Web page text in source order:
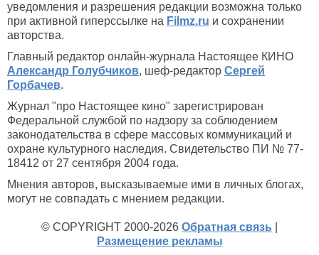
уведомления и разрешения редакции возможна только
при активной гиперссылке на Filmz.ru и сохранении
авторства.
Главный редактор онлайн-журнала Настоящее КИНО
Александр Голубчиков, шеф-редактор Сергей
Горбачев.
Журнал "про Настоящее кино" зарегистрирован
Федеральной службой по надзору за соблюдением
законодательства в сфере массовых коммуникаций и
охране культурного наследия. Свидетельство ПИ № 77-
18412 от 27 сентября 2004 года.
Мнения авторов, высказываемые ими в личных блогах,
могут не совпадать с мнением редакции.
© COPYRIGHT 2000-2026 Обратная связь
Размещение рекламы